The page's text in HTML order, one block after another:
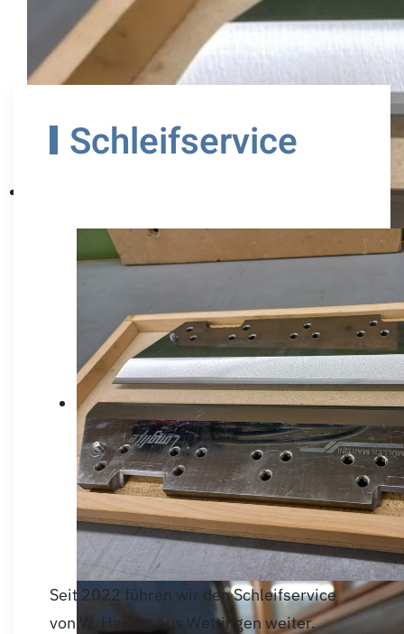
Schleifservice
Seit 2022 führen wir den Schleifservice
von W. Herzog aus Wettingen weiter.